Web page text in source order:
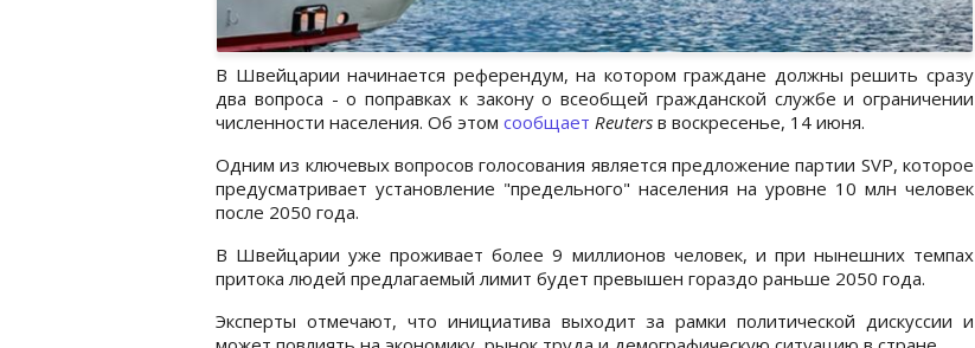
В Швейцарии начинается референдум, на котором граждане должны решить сразу
два вопроса - о поправках к закону о всеобщей гражданской службе и ограничении
численности населения. Об этом сообщает Reuters в воскресенье, 14 июня.
Одним из ключевых вопросов голосования является предложение партии SVP, которое
предусматривает установление "предельного" населения на уровне 10 млн человек
после 2050 года.
В Швейцарии уже ‌проживает более 9 миллионов человек, и при нынешних темпах
притока людей предлагаемый лимит будет превышен гораздо раньше 2050 года.
Эксперты отмечают, что инициатива выходит за рамки политической дискуссии и